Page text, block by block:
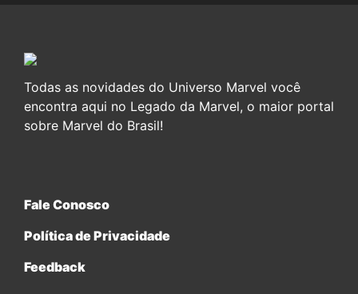
Todas as novidades do Universo Marvel você
encontra aqui no Legado da Marvel, o maior portal
sobre Marvel do Brasil!
Fale Conosco
Política de Privacidade
Feedback